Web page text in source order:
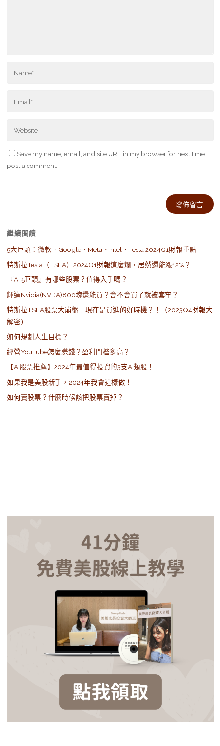
Save my name, email, and site URL in my browser for next time I
post a comment.
繼續閱讀
5大巨頭：微軟、Google、Meta、Intel、Tesla 2024Q1財報重點
特斯拉Tesla（TSLA）2024Q1財報這麼爛，居然還能漲12%？
『AI 5巨頭』有哪些股票？值得入手嗎？
輝達Nvidia(NVDA)800塊還能買？會不會買了就被套牢？
特斯拉TSLA股票大崩盤！現在是買進的好時機？！（2023Q4財報大
解密）
如何規劃人生目標？
經營YouTube怎麼賺錢？盈利門檻多高？
【AI股票推薦】2024年最值得投資的3支AI類股！
如果我是美股新手，2024年我會這樣做！
如何賣股票？什麼時候該把股票賣掉？